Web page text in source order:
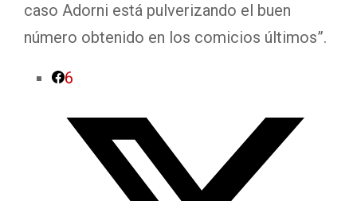
caso Adorni está pulverizando el buen
número obtenido en los comicios últimos”.
6